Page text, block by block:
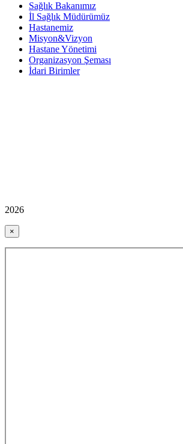
Sağlık Bakanımız
İl Sağlık Müdürümüz
Hastanemiz
Misyon&Vizyon
Hastane Yönetimi
Organizasyon Şeması
İdari Birimler
2026
×